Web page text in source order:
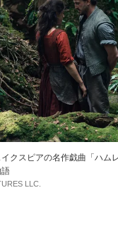
イクスピアの名作戯曲「ハム
LLC.